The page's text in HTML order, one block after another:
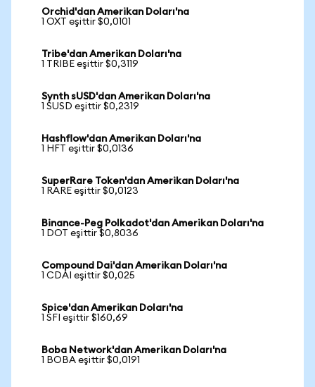
Orchid'dan Amerikan Doları'na
1 OXT eşittir $0,0101
Tribe'dan Amerikan Doları'na
1 TRIBE eşittir $0,3119
Synth sUSD'dan Amerikan Doları'na
1 SUSD eşittir $0,2319
Hashflow'dan Amerikan Doları'na
1 HFT eşittir $0,0136
SuperRare Token'dan Amerikan Doları'na
1 RARE eşittir $0,0123
Binance-Peg Polkadot'dan Amerikan Doları'na
1 DOT eşittir $0,8036
Compound Dai'dan Amerikan Doları'na
1 CDAI eşittir $0,025
Spice'dan Amerikan Doları'na
1 SFI eşittir $160,69
Boba Network'dan Amerikan Doları'na
1 BOBA eşittir $0,0191